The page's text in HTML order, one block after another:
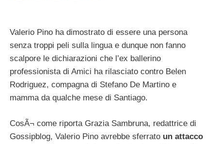
Valerio Pino ha dimostrato di essere una persona
senza troppi peli sulla lingua e dunque non fanno
scalpore le dichiarazioni che l’ex ballerino
professionista di Amici ha rilasciato contro Belen
Rodriguez, compagna di Stefano De Martino e
mamma da qualche mese di Santiago.
CosÃ¬ come riporta Grazia Sambruna, redattrice di
Gossipblog, Valerio Pino avrebbe sferrato un attacco